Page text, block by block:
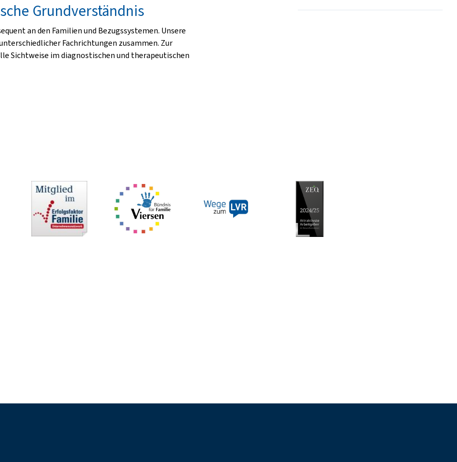
Grundverständnis
an den Familien und Bezugssystemen. Unsere
Fachrichtungen zusammen. Zur
Sichtweise im diagnostischen und therapeutischen